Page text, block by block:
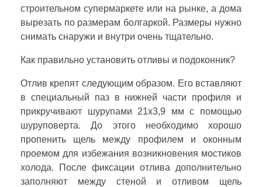
строительном супермаркете или на рынке, а дома
вырезать по размерам болгаркой. Размеры нужно
снимать снаружи и внутри очень тщательно.
Как правильно установить отливы и подоконник?
Отлив крепят следующим образом. Его вставляют
в специальный паз в нижней части профиля и
прикручивают шурупами 21х3,9 мм с помощью
шуруповерта. До этого необходимо хорошо
пропенить щель между профилем и оконным
проемом для избежания возникновения мостиков
холода. После фиксации отлива дополнительно
заполняют между стеной и отливом щель